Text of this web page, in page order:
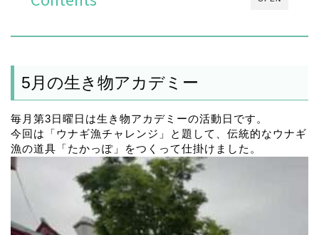
5月の生き物アカデミー
毎月第3日曜日は生き物アカデミーの活動日です。
今回は「ウナギ漁チャレンジ」と題して、伝統的なウナギ
漁の道具「たかっぽ」をつくって仕掛けました。